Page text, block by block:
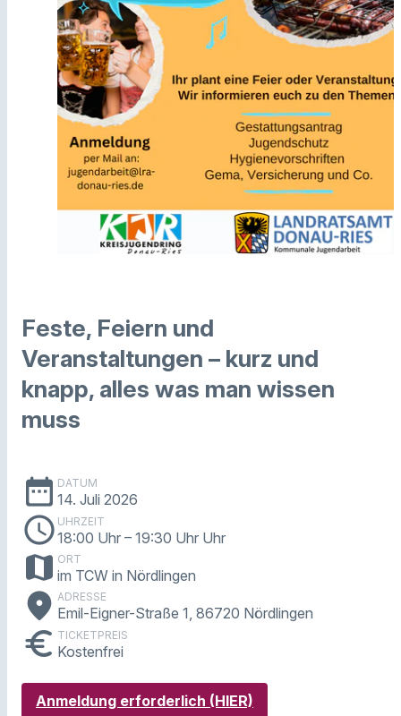
Feste, Feiern und
Veranstaltungen – kurz und
knapp, alles was man wissen
muss
date_range DATUM
14. Juli 2026
schedule UHRZEIT
18:00 Uhr – 19:30 Uhr Uhr
map ORT
im TCW in Nördlingen
place ADRESSE
Emil-Eigner-Straße 1, 86720 Nördlingen
euro TICKETPREIS
Kostenfrei
Anmeldung erforderlich (HIER)